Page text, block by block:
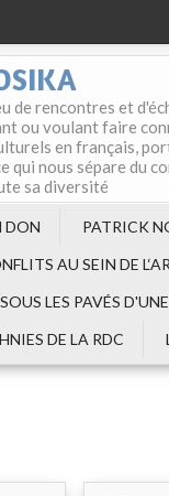
de rencontres et
ou voulant faire
en français,
qui nous sépare du
sa diversité
DON
PATRICK
AU SEIN DE
LES PAVÉS
DE LA RDC